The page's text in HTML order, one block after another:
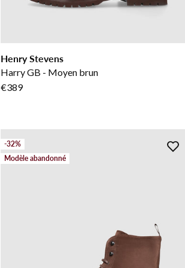
Henry Stevens
Harry GB - Moyen brun
€389
-32%
Modèle abandonné